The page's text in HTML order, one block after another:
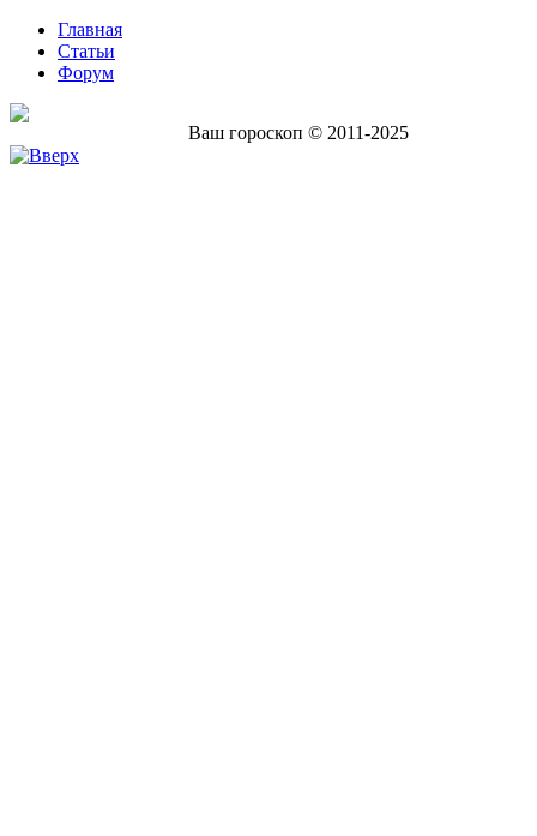
Главная
Статьи
Форум
Ваш гороскоп © 2011-2025